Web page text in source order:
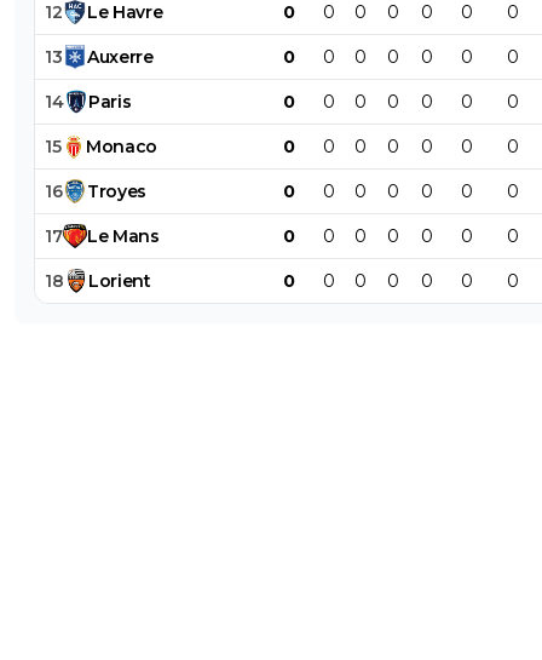
12 Le Havre 0 0 0 0 0 0 0
13 Auxerre 0 0 0 0 0 0 0
14 Paris 0 0 0 0 0 0 0
15 Monaco 0 0 0 0 0 0 0
16 Troyes 0 0 0 0 0 0 0
17 Le Mans 0 0 0 0 0 0 0
18 Lorient 0 0 0 0 0 0 0